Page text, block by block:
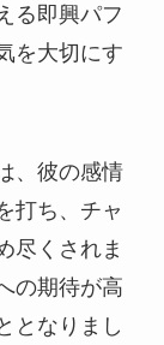
る即興パフ
を大切にす
、彼の感情
打ち、チャ
尽くされま
の期待が高
となりまし